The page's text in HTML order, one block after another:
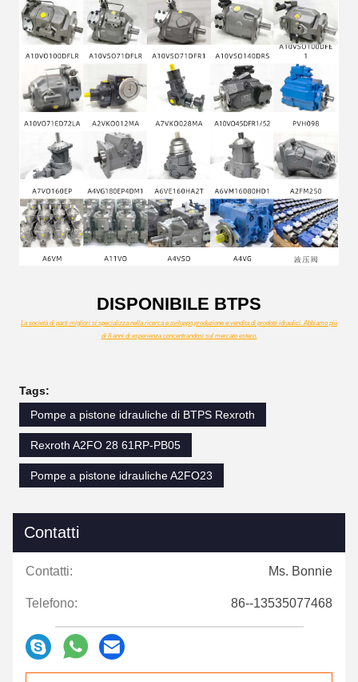
DISPONIBILE BTPS
La società di parti migliori si specializza nella ricerca e sviluppo,produzione e vendita di prodotti idraulici. Abbiamo più
di 8 anni di esperienza concentrandosi sul mercato estero.
Tags:
Pompe a pistone idrauliche di BTPS Rexroth
Rexroth A2FO 28 61RP-PB05
Pompe a pistone idrauliche A2FO23
Contatti
Contatti: Ms. Bonnie
Telefono: 86--13535077468